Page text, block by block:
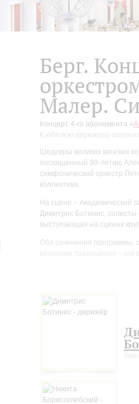
Берг.
Малер.
Концерт 4-го абонемента «
К юбилею дирижера-
Шедевры великих венских
посвященный 90-летию
симфонический оркестр
коллектива.
На сцене – Академический
Димитрис Ботинис, солисты
выступающая на сценах
Оба сочинения программы,
рафинированностью
определял образный
в которой есть даже
ответы на вечные
радости» остраненным
исполнения скромных
самых радикальных
летней Манон Гропиус,